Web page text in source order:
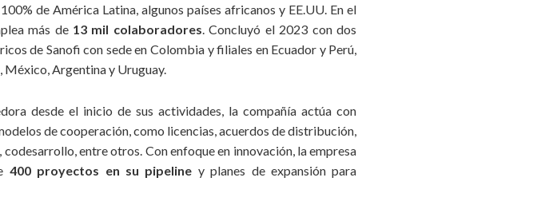
el respeto a los pueblos y culturas con los cuales nos relacionamos;
objetivos y compartimos la riqueza generada con colaboradores y sociedad, por medio
del acceso e inversiones sociales.
de América Latina, algunos países africanos y EE.UU. En el
más de 13 mil colaboradores . Concluyó el 2023 con dos
de Sanofi con sede en Colombia y filiales en Ecuador y Perú,
Argentina y Uruguay.
desde el inicio de sus actividades, la compañía actúa con
de cooperación, como licencias, acuerdos de distribución,
entre otros. Con enfoque en innovación, la empresa
400 proyectos en su pipeline y planes de expansión para